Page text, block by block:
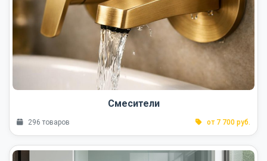
Смесители
296 товаров от 7 700 руб.